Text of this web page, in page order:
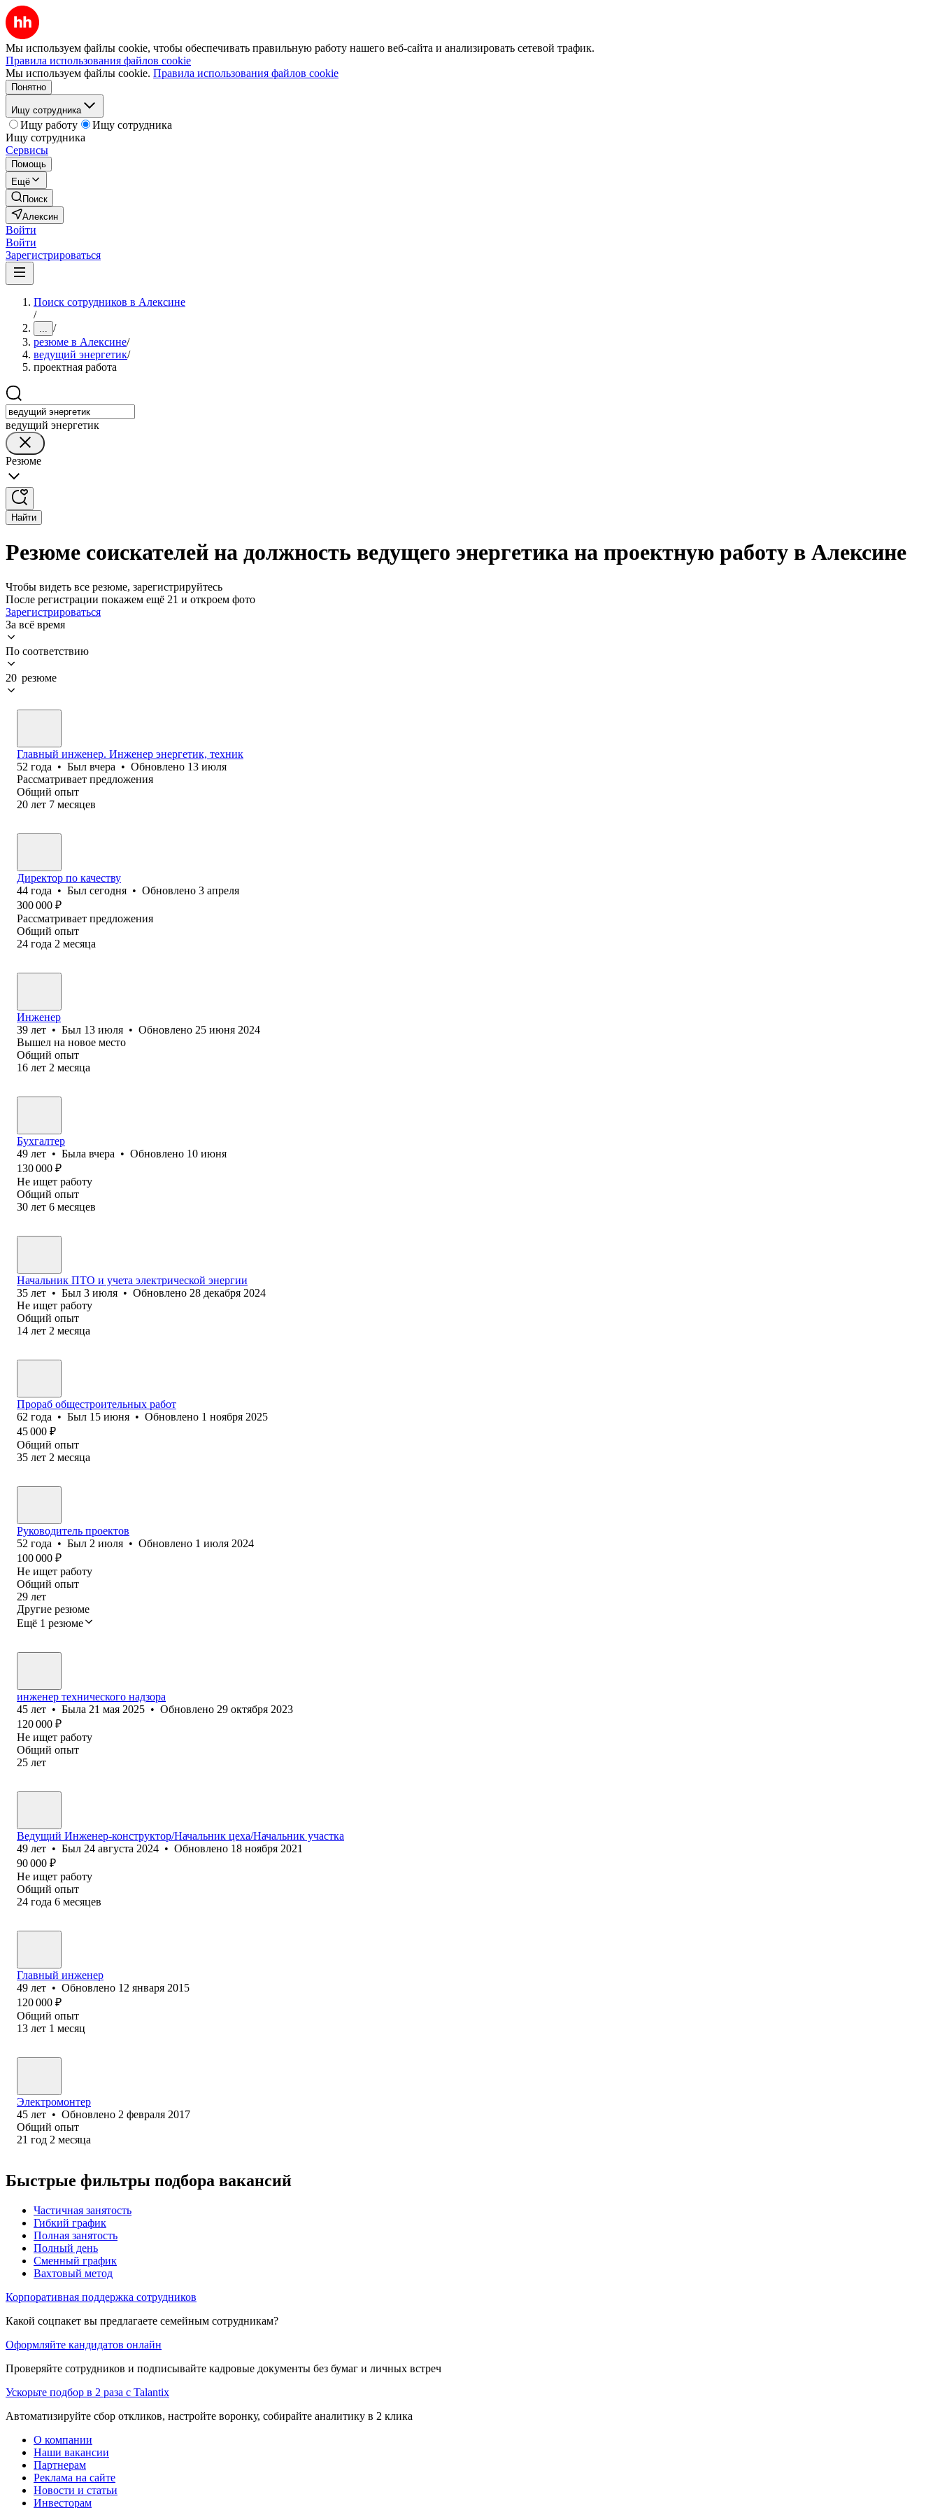
Мы используем файлы cookie, чтобы обеспечивать правильную работу нашего веб-сайта и анализировать сетевой трафик.
Правила использования файлов cookie
Мы используем файлы cookie. Правила использования файлов cookie
Понятно
Ищу сотрудника
Ищу работу
Ищу сотрудника
Ищу сотрудника
Сервисы
Помощь
Ещё
Поиск
Алексин
Войти
Войти
Зарегистрироваться
Поиск сотрудников в Алексине
/
... /
резюме в Алексине/
ведущий энергетик/
проектная работа
ведущий энергетик
Резюме
Найти
Резюме соискателей на должность ведущего энергетика на проектную работу в Алексине
Чтобы видеть все резюме, зарегистрируйтесь
После регистрации покажем ещё 21 и откроем фото
Зарегистрироваться
За всё время
По соответствию
20 резюме
Главный инженер. Инженер энергетик, техник
52 года • Был вчера • Обновлено 13 июля
Рассматривает предложения
Общий опыт
20 лет 7 месяцев
Директор по качеству
44 года • Был сегодня • Обновлено 3 апреля
300 000 ₽
Рассматривает предложения
Общий опыт
24 года 2 месяца
Инженер
39 лет • Был 13 июля • Обновлено 25 июня 2024
Вышел на новое место
Общий опыт
16 лет 2 месяца
Бухгалтер
49 лет • Была вчера • Обновлено 10 июня
130 000 ₽
Не ищет работу
Общий опыт
30 лет 6 месяцев
Начальник ПТО и учета электрической энергии
35 лет • Был 3 июля • Обновлено 28 декабря 2024
Не ищет работу
Общий опыт
14 лет 2 месяца
Прораб общестроительных работ
62 года • Был 15 июня • Обновлено 1 ноября 2025
45 000 ₽
Общий опыт
35 лет 2 месяца
Руководитель проектов
52 года • Был 2 июля • Обновлено 1 июля 2024
100 000 ₽
Не ищет работу
Общий опыт
29 лет
Другие резюме
Ещё 1 резюме
инженер технического надзора
45 лет • Была 21 мая 2025 • Обновлено 29 октября 2023
120 000 ₽
Не ищет работу
Общий опыт
25 лет
Ведущий Инженер-конструктор/Начальник цеха/Начальник участка
49 лет • Был 24 августа 2024 • Обновлено 18 ноября 2021
90 000 ₽
Не ищет работу
Общий опыт
24 года 6 месяцев
Главный инженер
49 лет • Обновлено 12 января 2015
120 000 ₽
Общий опыт
13 лет 1 месяц
Электромонтер
45 лет • Обновлено 2 февраля 2017
Общий опыт
21 год 2 месяца
Быстрые фильтры подбора вакансий
Частичная занятость
Гибкий график
Полная занятость
Полный день
Сменный график
Вахтовый метод
Корпоративная поддержка сотрудников
Какой соцпакет вы предлагаете семейным сотрудникам?
Оформляйте кандидатов онлайн
Проверяйте сотрудников и подписывайте кадровые документы без бумаг и личных встреч
Ускорьте подбор в 2 раза с Talantix
Автоматизируйте сбор откликов, настройте воронку, собирайте аналитику в 2 клика
О компании
Наши вакансии
Партнерам
Реклама на сайте
Новости и статьи
Инвесторам